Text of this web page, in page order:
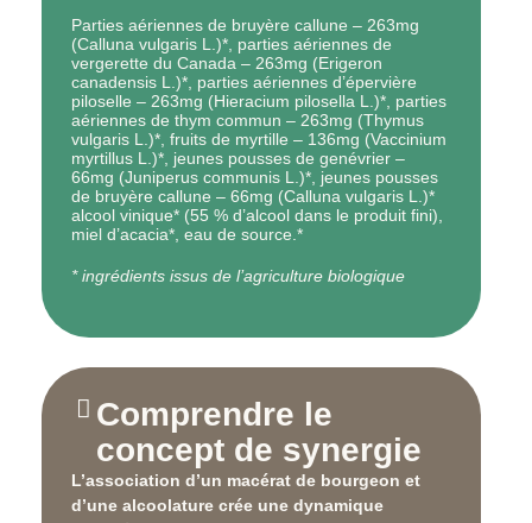
Parties aériennes de bruyère callune – 263mg
(Calluna vulgaris L.)*, parties aériennes de
vergerette du Canada – 263mg (Erigeron
canadensis L.)*, parties aériennes d’épervière
piloselle – 263mg (Hieracium pilosella L.)*, parties
aériennes de thym commun – 263mg (Thymus
vulgaris L.)*, fruits de myrtille – 136mg (Vaccinium
myrtillus L.)*, jeunes pousses de genévrier –
66mg (Juniperus communis L.)*, jeunes pousses
de bruyère callune – 66mg (Calluna vulgaris L.)*
alcool vinique* (55 % d’alcool dans le produit fini),
miel d’acacia*, eau de source.*
* ingrédients issus de l’agriculture biologique
Comprendre le
concept de synergie
L’association d’un macérat de bourgeon et
d’une alcoolature crée une dynamique